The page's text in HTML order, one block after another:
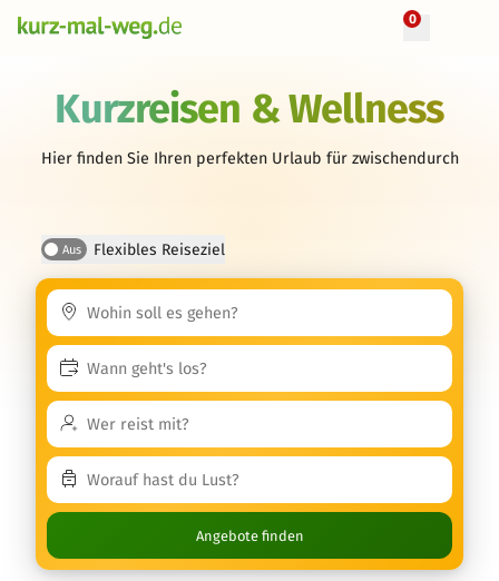
0
Kurzreisen & Wellness
Hier finden Sie Ihren perfekten Urlaub für zwischendurch
Aus Flexibles Reiseziel
Angebote finden